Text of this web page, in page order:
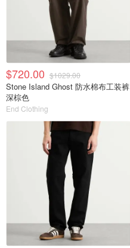
$720.00 $1029.00
Stone Island Ghost 防水棉布工装裤
深棕色
End Clothing